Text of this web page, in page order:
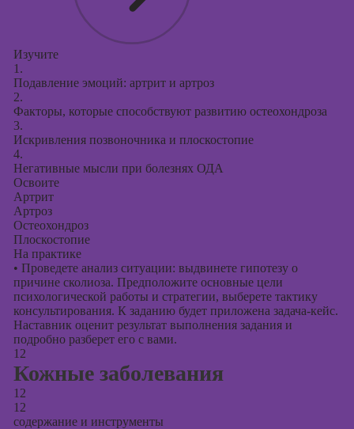
Изучите
1.
Подавление эмоций: артрит и артроз
2.
Факторы, которые способствуют развитию остеохондроза
3.
Искривления позвоночника и плоскостопие
4.
Негативные мысли при болезнях ОДА
Освоите
Артрит
Артроз
Остеохондроз
Плоскостопие
На практике
• Проведете анализ ситуации: выдвинете гипотезу о
причине сколиоза. Предположите основные цели
психологической работы и стратегии, выберете тактику
консультирования. К заданию будет приложена задача-кейс.
Наставник оценит результат выполнения задания и
подробно разберет его с вами.
12
Кожные заболевания
12
12
содержание и инструменты